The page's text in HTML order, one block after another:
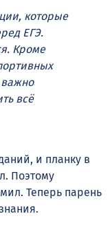
которые
ЕГЭ.
Кроме
всё
и планку в
Поэтому
Теперь парень